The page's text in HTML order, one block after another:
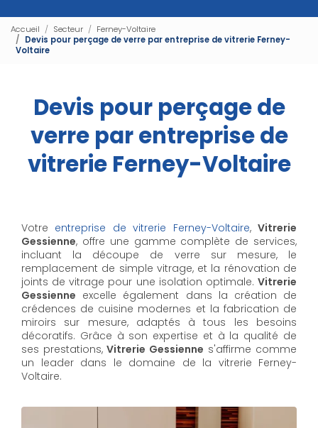
Accueil Secteur
Ferney-Voltaire
Devis pour perçage de verre par entreprise de vitrerie Ferney-
Voltaire
Devis pour perçage de
verre par entreprise de
vitrerie Ferney-Voltaire
Votre entreprise de vitrerie Ferney-Voltaire,Vitrerie
Gessienne, offre une gamme complète de services,
incluant la découpe de verre sur mesure, le
remplacement de simple vitrage, et la rénovation de
joints de vitrage pour une isolation optimale. Vitrerie
Gessienne excelle également dans la création de
crédences de cuisine modernes et la fabrication de
miroirs sur mesure, adaptés à tous les besoins
décoratifs. Grâce à son expertise et à la qualité de
ses prestations, Vitrerie Gessienne s'affirme comme
un leader dans le domaine de la vitrerie Ferney-
Voltaire.